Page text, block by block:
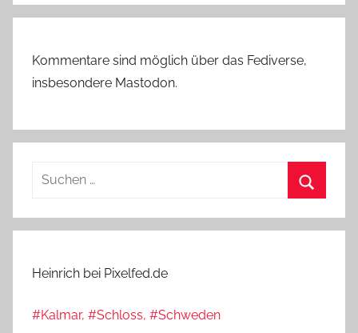
Kommentare sind möglich über das Fediverse,
insbesondere Mastodon.
Suchen
Heinrich bei Pixelfed.de
#Kalmar, #Schloss, #Schweden